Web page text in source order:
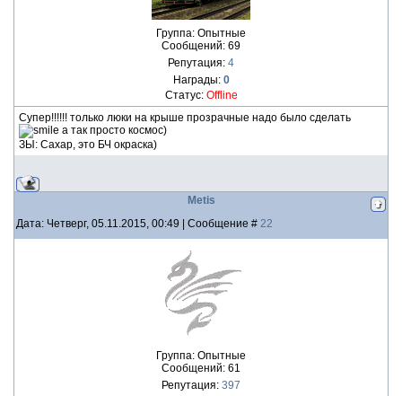
Группа: Опытные
Сообщений: 69
Репутация: 4
Награды: 0
Статус: Offline
Супер!!!!!! только люки на крыше прозрачные надо было сделать
а так просто космос)
ЗЫ: Сахар, это БЧ окраска)
Metis
Дата: Четверг, 05.11.2015, 00:49 | Сообщение # 22
Группа: Опытные
Сообщений: 61
Репутация: 397